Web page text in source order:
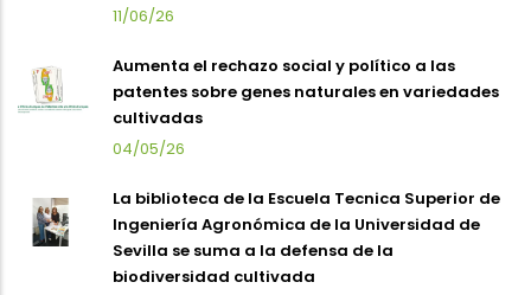
11/06/26
Aumenta el rechazo social y político a las
patentes sobre genes naturales en variedades
cultivadas
04/05/26
La biblioteca de la Escuela Tecnica Superior de
Ingeniería Agronómica de la Universidad de
Sevilla se suma a la defensa de la
biodiversidad cultivada